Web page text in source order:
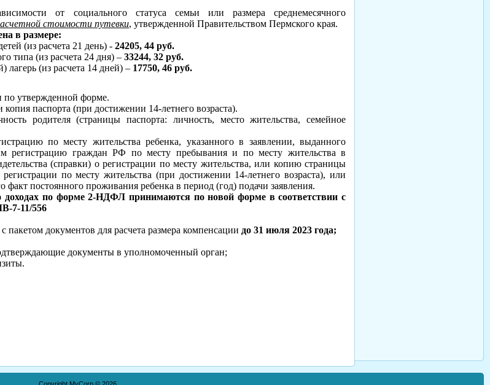
от социального статуса семьи или размера среднемесячного
стоимости путевки, утвержденной Правительством Пермского края.
в размере:
(из расчета 21 день) - 24205, 44 руб.
типа (из расчета 24 дня) – 33244, 32 руб.
(из расчета 14 дней) – 17750, 46 руб.
по утвержденной форме.
паспорта (при достижении 14-летнего возраста).
родителя (страницы паспорта: личность, место жительства, семейное
по месту жительства ребенка, указанного в заявлении, выданного
регистрацию граждан РФ по месту пребывания и по месту жительства в
(справки) о регистрации по месту жительства, или копию страницы
по месту жительства (при достижении 14-летнего возраста), или
постоянного проживания ребенка в период (год) подачи заявления.
по форме 2-НДФЛ принимаются по новой форме в соответствии с
7-11/556
документов для расчета размера компенсации до 31 июля 2023 года;
документы в уполномоченный орган;